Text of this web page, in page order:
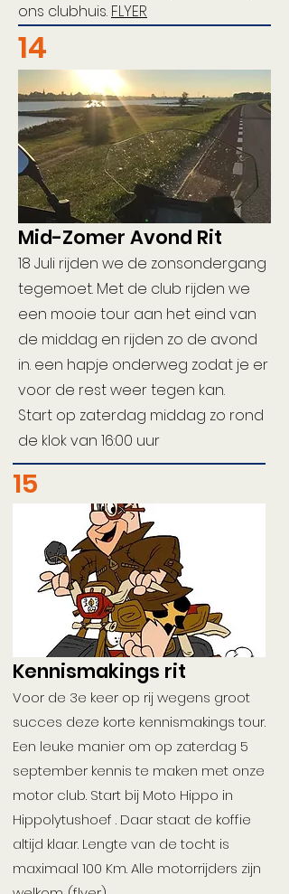
ons clubhuis. FLYER
14
Mid-Zomer Avond Rit
18 Juli rijden we de zonsondergang
tegemoet. Met de club rijden we
een mooie tour aan het eind van
de middag en rijden zo de avond
in. een hapje onderweg zodat je er
voor de rest weer tegen kan.
Start op zaterdag middag zo rond
de klok van 16:00 uur
15
Kennismakings rit
Voor de 3e keer op rij wegens groot
succes deze korte kennismakings tour.
Een leuke manier om op zaterdag 5
september kennis te maken met onze
motor club. Start bij Moto Hippo in
Hippolytushoef . Daar staat de koffie
altijd klaar. Lengte van de tocht is
maximaal 100 Km. Alle motorrijders zijn